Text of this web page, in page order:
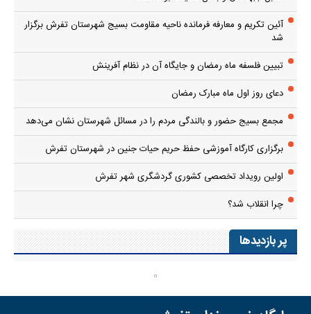
آئین تکریم و معارفه فرمانده ناحیه مقاومت بسیج شهرستان تفرش برگزار
شد
تبیین فلسفه ماه رمضان و جایگاه آن در نظام آفرینش
دعای روز اول ماه مبارک رمضان
مجمع بسیج حضور و بالندگی مردم را در مسائل شهرستان نشان می‌دهد
برگزاری کارگاه آموزشی حفظ حریم حیات جنین در شهرستان تفرش
اولین رویداد تخصصی کشوری گردشگری شهر تفرش
چرا انقلاب شد؟
پر بازدیدها